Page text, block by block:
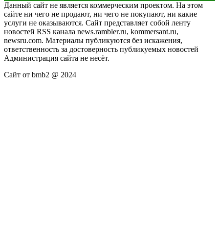
Данный сайт не является коммерческим проектом. На этом
сайте ни чего не продают, ни чего не покупают, ни какие
услуги не оказываются. Сайт представляет собой ленту
новостей RSS канала news.rambler.ru, kommersant.ru,
newsru.com. Материалы публикуются без искажения,
ответственность за достоверность публикуемых новостей
Администрация сайта не несёт.
Сайт от bmb2 @ 2024